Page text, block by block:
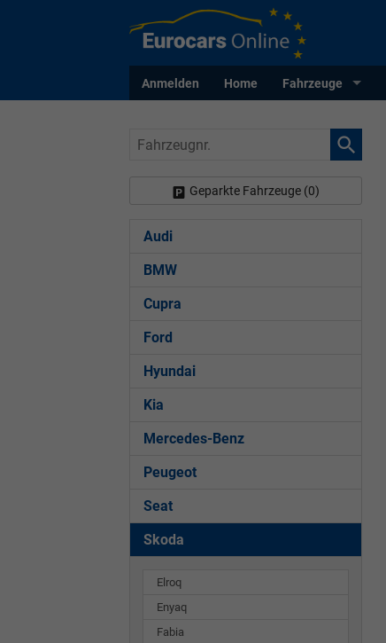
Anmelden Home Fahrzeuge
Fahrzeugnr.
Geparkte Fahrzeuge (0)
Audi
BMW
Cupra
Ford
Hyundai
Kia
Mercedes-Benz
Peugeot
Seat
Skoda
Elroq
Enyaq
Fabia